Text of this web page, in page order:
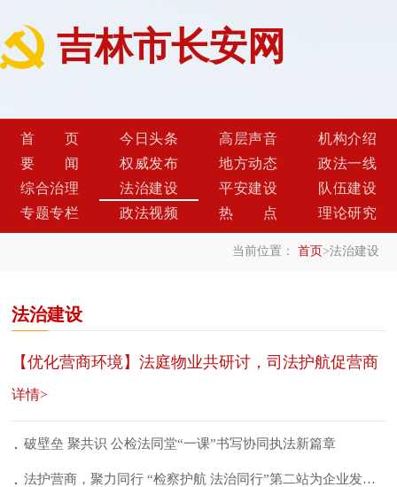
吉林市长安网
首页 今日头条 高层声音
机构介绍
要闻
权威发布 地方动态
政法一线
综合治理
法治建设 平安建设
队伍建设
专题专栏
政法视频 热点 理论研究
当前位置： 首页>法治建设
法治建设
【优化营商环境】法庭物业共研讨，司法护航促营商
详情>
破壁垒 聚共识 公检法同堂“一课”书写协同执法新篇章
法护营商，聚力同行 “检察护航 法治同行”第二站为企业发展注入法治动能